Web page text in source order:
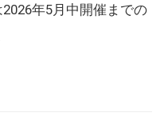
年5月中開催までの